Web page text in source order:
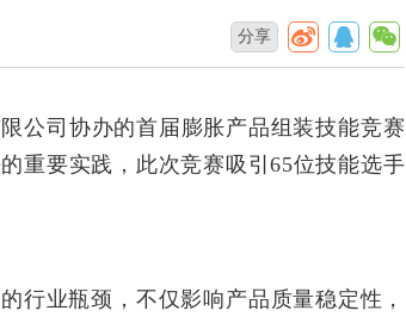
分享
公司协办的首届膨胀产品组装技能竞赛
重要实践，此次竞赛吸引65位技能选手
行业瓶颈，不仅影响产品质量稳定性，